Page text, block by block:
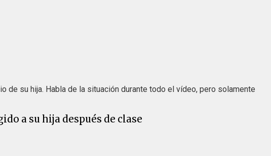
de su hija. Habla de la situación durante todo el vídeo, pero solamente
a su hija después de clase